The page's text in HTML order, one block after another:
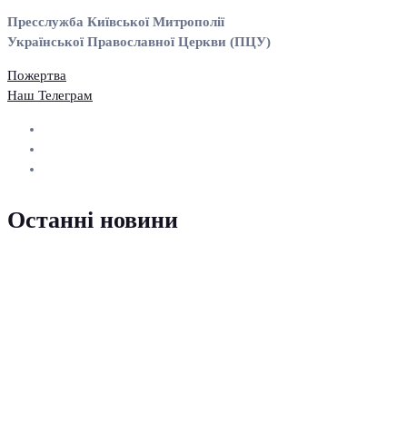
Пресслужба Київської Митрополії
Української Православної Церкви (ПЦУ)
Пожертва
Наш Телеграм
Останні новини